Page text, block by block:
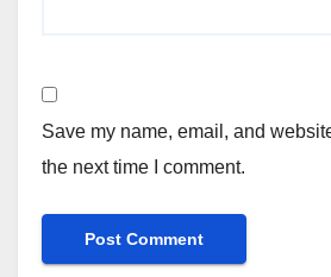
Save my name, email, and
the next time I comment.